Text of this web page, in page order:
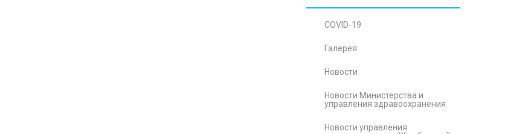
COVID-19
Галерея
Новости
Новости Министерства и
управления здравоохранения
Новости управления